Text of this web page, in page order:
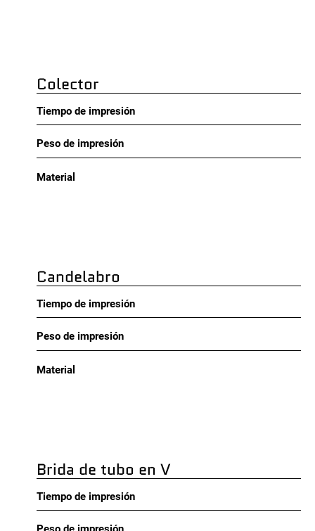
Colector
Tiempo de impresión
Peso de impresión
Material
Candelabro
Tiempo de impresión
Peso de impresión
Material
Brida de tubo en V
Tiempo de impresión